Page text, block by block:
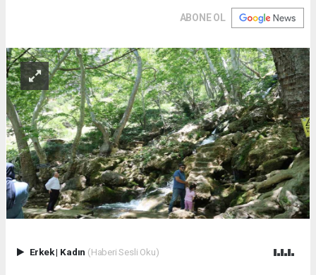
ABONE OL
Erkek| Kadın (Haberi Sesli Oku)